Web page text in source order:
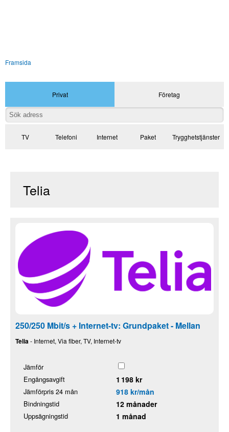
Framsida
Privat Företag
TV Telefoni Internet Paket Trygghetstjänster
Telia
250/250 Mbit/s + Internet-tv: Grundpaket - Mellan
Telia- Internet, Via fiber, TV, Internet-tv
Jämför
Engångsavgift
1 198 kr
Jämförpris 24 mån 918 kr/mån
Bindningstid 12 månader
Uppsägningstid 1 månad